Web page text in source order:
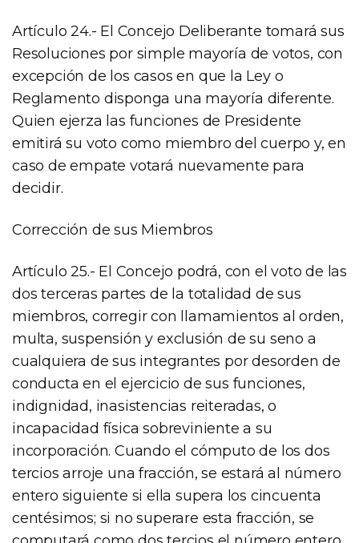
Artículo 24.- El Concejo Deliberante tomará sus
Resoluciones por simple mayoría de votos, con
excepción de los casos en que la Ley o
Reglamento disponga una mayoría diferente.
Quien ejerza las funciones de Presidente
emitirá su voto como miembro del cuerpo y, en
caso de empate votará nuevamente para
decidir.
Corrección de sus Miembros
Artículo 25.- El Concejo podrá, con el voto de las
dos terceras partes de la totalidad de sus
miembros, corregir con llamamientos al orden,
multa, suspensión y exclusión de su seno a
cualquiera de sus integrantes por desorden de
conducta en el ejercicio de sus funciones,
indignidad, inasistencias reiteradas, o
incapacidad física sobreviniente a su
incorporación. Cuando el cómputo de los dos
tercios arroje una fracción, se estará al número
entero siguiente si ella supera los cincuenta
centésimos; si no superare esta fracción, se